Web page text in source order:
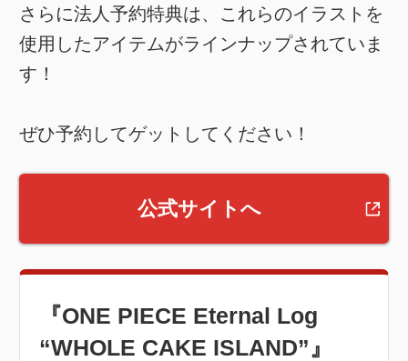
さらに法人予約特典は、これらのイラストを
使用したアイテムがラインナップされていま
す！
ぜひ予約してゲットしてください！
公式サイトへ
『ONE PIECE Eternal Log
“WHOLE CAKE ISLAND”』